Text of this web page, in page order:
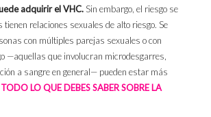
adquirir el VHC. Sin embargo, el riesgo se
tienen relaciones sexuales de alto riesgo. Se
con múltiples parejas sexuales o con
—aquellas que involucran microdesgarres,
a sangre en general— pueden estar más
LO QUE DEBES SABER SOBRE LA